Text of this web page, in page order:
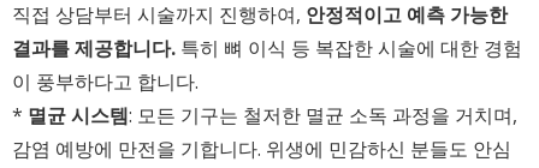
직접 상담부터 시술까지 진행하여, 안정적이고 예측 가능한
결과를 제공합니다. 특히 뼈 이식 등 복잡한 시술에 대한 경험
이 풍부하다고 합니다.
* 멸균 시스템: 모든 기구는 철저한 멸균 소독 과정을 거치며,
감염 예방에 만전을 기합니다. 위생에 민감하신 분들도 안심